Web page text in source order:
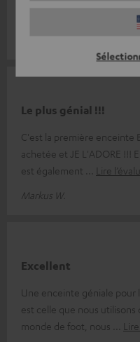
Lire
Le plus génial !!!
C'est la première enceinte
achetée et JE L'ADORE !!!
est également
Lire
Markus W.
Excellent
Une enceinte géniale
est celle que nous utilisons
monde de foot, nous